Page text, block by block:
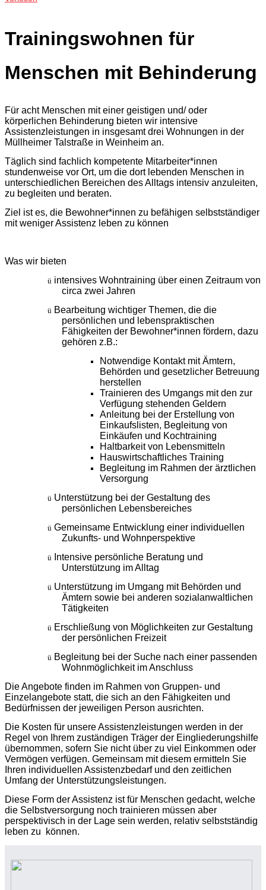
Trainingswohnen für
Menschen mit Behinderung
Für acht Menschen mit einer geistigen und/ oder
körperlichen Behinderung bieten wir intensive
Assistenzleistungen in insgesamt drei Wohnungen in der
Müllheimer Talstraße in Weinheim an.
Täglich sind fachlich kompetente Mitarbeiter*innen
stundenweise vor Ort, um die dort lebenden Menschen in
unterschiedlichen Bereichen des Alltags intensiv anzuleiten,
zu begleiten und beraten.
Ziel ist es, die Bewohner*innen zu befähigen selbstständiger
mit weniger Assistenz leben zu können
Was wir bieten
ü intensives Wohntraining über einen Zeitraum von
circa zwei Jahren
ü Bearbeitung wichtiger Themen, die die
persönlichen und lebenspraktischen
Fähigkeiten der Bewohner*innen fördern, dazu
gehören z.B.:
Notwendige Kontakt mit Ämtern,
Behörden und gesetzlicher Betreuung
herstellen
Trainieren des Umgangs mit den zur
Verfügung stehenden Geldern
Anleitung bei der Erstellung von
Einkaufslisten, Begleitung von
Einkäufen und Kochtraining
Haltbarkeit von Lebensmitteln
Hauswirtschaftliches Training
Begleitung im Rahmen der ärztlichen
Versorgung
ü Unterstützung bei der Gestaltung des
persönlichen Lebensbereiches
ü Gemeinsame Entwicklung einer individuellen
Zukunfts- und Wohnperspektive
ü Intensive persönliche Beratung und
Unterstützung im Alltag
ü Unterstützung im Umgang mit Behörden und
Ämtern sowie bei anderen sozialanwaltlichen
Tätigkeiten
ü Erschließung von Möglichkeiten zur Gestaltung
der persönlichen Freizeit
ü Begleitung bei der Suche nach einer passenden
Wohnmöglichkeit im Anschluss
Die Angebote finden im Rahmen von Gruppen- und
Einzelangebote statt, die sich an den Fähigkeiten und
Bedürfnissen der jeweiligen Person ausrichten.
Die Kosten für unsere Assistenzleistungen werden in der
Regel von Ihrem zuständigen Träger der Eingliederungshilfe
übernommen, sofern Sie nicht über zu viel Einkommen oder
Vermögen verfügen. Gemeinsam mit diesem ermitteln Sie
Ihren individuellen Assistenzbedarf und den zeitlichen
Umfang der Unterstützungsleistungen.
Diese Form der Assistenz ist für Menschen gedacht, welche
die Selbstversorgung noch trainieren müssen aber
perspektivisch in der Lage sein werden, relativ selbstständig
leben zu
können.